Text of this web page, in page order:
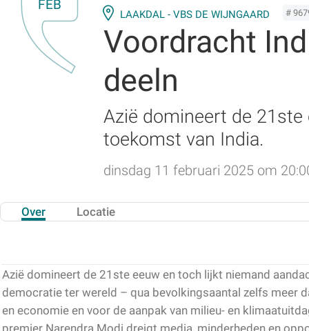
FEB
LAAKDAL - VBS DE WIJNGAARD #
Voordracht
deeln
Azië domineert de
toekomst van India.
dinsdag 11 februari 2025 om
Over Locatie
Azië domineert de 21ste eeuw en toch lijkt niemand
democratie ter wereld – qua bevolkingsaantal zelfs meer
en economie en voor de aanpak van milieu- en